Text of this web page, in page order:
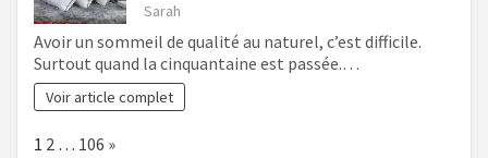
Sarah
Avoir un sommeil de qualité au naturel, c’est difficile.
Surtout quand la cinquantaine est passée.…
Voir article complet
Page:
1 2 … 106 Next
»